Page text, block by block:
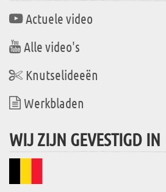
Actuele video
Alle video's
Knutselideeën
Werkbladen
WIJ ZIJN GEVESTIGD IN